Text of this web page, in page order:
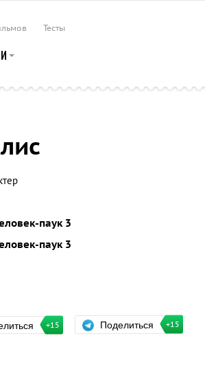
Тесты
паук 3
паук 3
+15 Поделиться +15